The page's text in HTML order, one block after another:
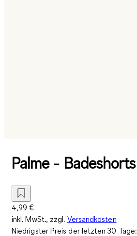
Palme - Badeshorts
4,99 €
inkl. MwSt., zzgl. Versandkosten
Niedrigster Preis der letzten 30 Tage: